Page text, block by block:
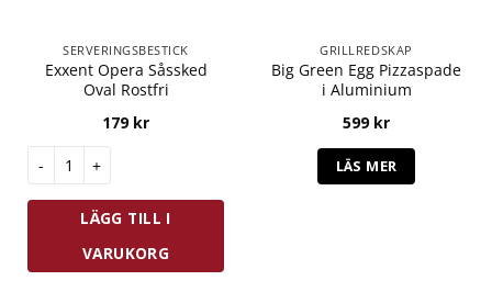
SERVERINGSBESTICK
Exxent Opera Såssked
Oval Rostfri
179 kr
Exxent Opera Såssked Oval Rostfri mängd
LÄGG TILL I
VARUKORG
GRILLREDSKAP
Big Green Egg Pizzaspade
i Aluminium
599 kr
LÄS MER